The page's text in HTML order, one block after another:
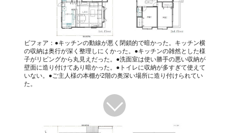
ビフォア：●キッチンの動線が悪く閉鎖的で暗かった。キッチン横
の収納は奥行が深く整理しにくかった。●キッチンの雑然とした様
子がリビングから丸見えだった。●洗面室は使い勝手の悪い収納が
壁面に造り付けてあり暗かった。●トイレに収納が多すぎて使えて
いない。●ご主人様の本棚が2階の奥深い場所に造り付けられてい
た。